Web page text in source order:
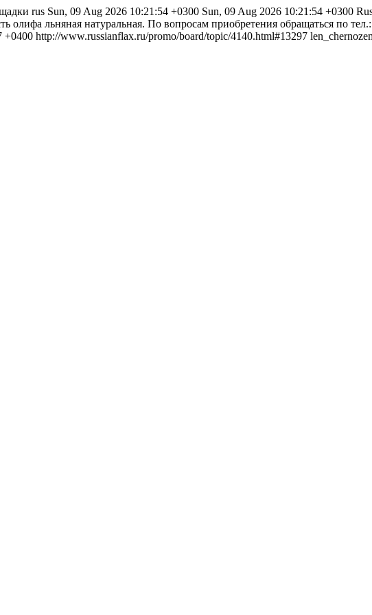
rus Sun, 09 Aug 2026 10:21:54 +0300 Sun, 09 Aug 2026 10:21:54 +0300
олифа льняная натуральная. По вопросам приобретения обращаться по
+0400 http://www.russianflax.ru/promo/board/topic/4140.html#13297